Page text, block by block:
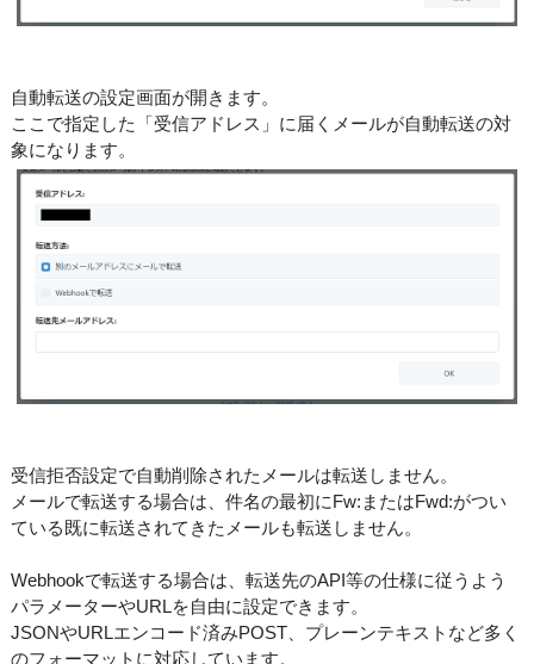
自動転送の設定画面が開きます。
ここで指定した「受信アドレス」に届くメールが自動転送の対
象になります。
受信拒否設定で自動削除されたメールは転送しません。
メールで転送する場合は、件名の最初にFw:またはFwd:がつい
ている既に転送されてきたメールも転送しません。
Webhookで転送する場合は、転送先のAPI等の仕様に従うよう
パラメーターやURLを自由に設定できます。
JSONやURLエンコード済みPOST、プレーンテキストなど多く
のフォーマットに対応しています。